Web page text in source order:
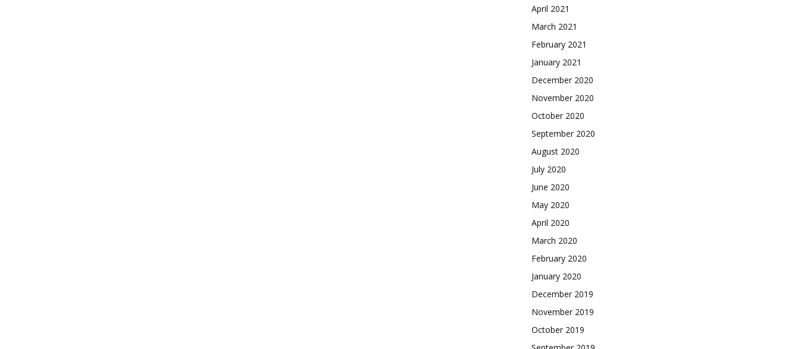
April 2021
March 2021
February 2021
January 2021
December 2020
November 2020
October 2020
September 2020
August 2020
July 2020
June 2020
May 2020
April 2020
March 2020
February 2020
January 2020
December 2019
November 2019
October 2019